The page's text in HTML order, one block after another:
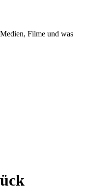
Filme und was